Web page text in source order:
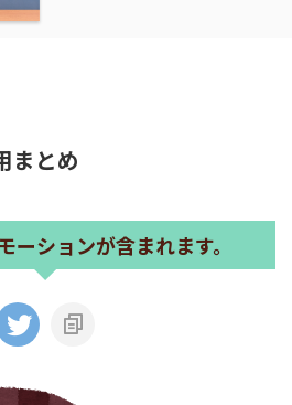
まとめ
ーションが含まれます。